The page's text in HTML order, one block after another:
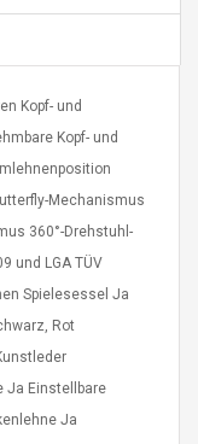
Travel
Samsung
Retro Game
For Iphone 6
Plus TPU
Game
For
Ir Control
Kopf- und
Kopf- und
Mechanismus
360°-Drehstuhl-
und LGA TÜV
Spielesessel Ja
Rot
Ja Einstellbare
Ja